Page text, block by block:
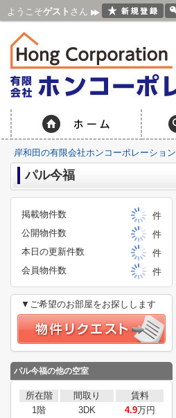
ようこそゲスト さん
岸和田の有限会社ホンコーポレーション
パル今福
掲載物件数
件
公開物件数
件
本日の更新件数
件
会員物件数
件
▼ご希望のお部屋をお探しします
パル今福の他の空室
所在階 間取り
賃料
1階
3DK 4.9万円